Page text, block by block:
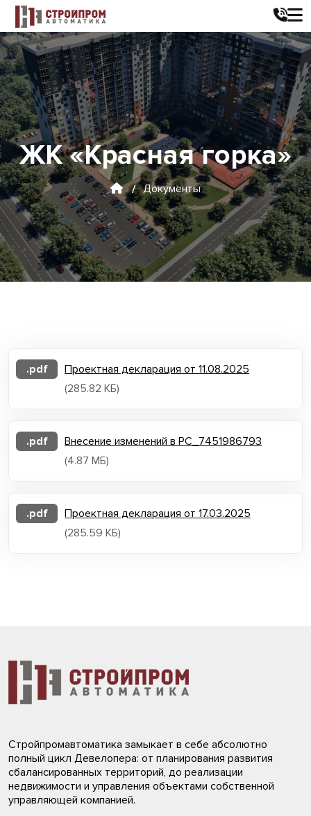
ЖК «Красная горка»
Документы
.pdf
Проектная декларация от 11.08.2025
(285.82 КБ)
.pdf
Внесение изменений в РС_7451986793
(4.87 МБ)
.pdf
Проектная декларация от 17.03.2025
(285.59 КБ)
Стройпромавтоматика замыкает в себе абсолютно
полный цикл Девелопера: от планирования развития
сбалансированных территорий, до реализации
недвижимости и управления объектами собственной
управляющей компанией.